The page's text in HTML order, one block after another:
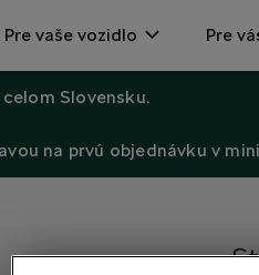
Pre vaše vozidlo Pre
Slovensku.
na prvú objednávku v